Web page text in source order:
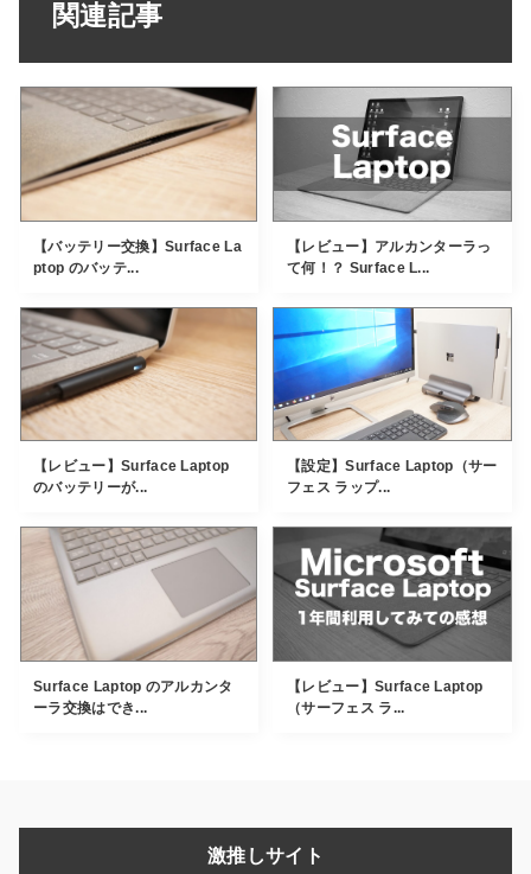
関連記事
【バッテリー交換】Surface La
ptop のバッテ...
【レビュー】アルカンターラっ
て何！？ Surface L...
【レビュー】Surface Laptop
のバッテリーが...
【設定】Surface Laptop（サー
フェス ラップ...
Surface Laptop のアルカンタ
ーラ交換はでき...
【レビュー】Surface Laptop
（サーフェス ラ...
激推しサイト